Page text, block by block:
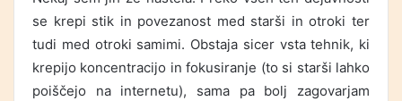
se krepi stik in povezanost med starši in otroki ter
tudi med otroki samimi. Obstaja sicer vsta tehnik, ki
krepijo koncentracijo in fokusiranje (to si starši lahko
poiščejo na internetu), sama pa bolj zagovarjam